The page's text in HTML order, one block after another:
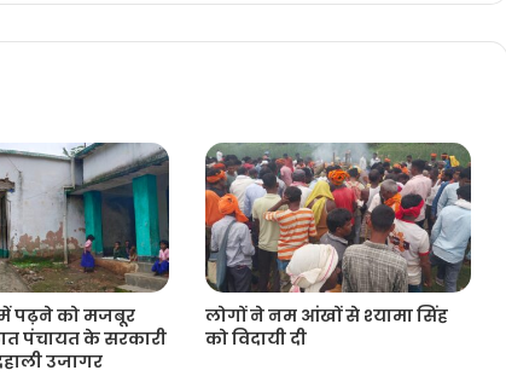
पढ़ने को मजबूर
पंचायत के सरकारी
उजागर
लोगों ने नम आंखों से श्‍यामा सिंह
को विदायी दी